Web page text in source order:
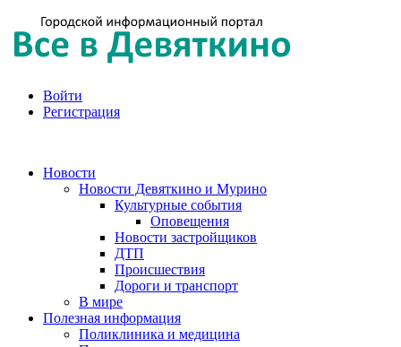
Войти
Регистрация
Новости
Новости Девяткино и Мурино
Культурные события
Оповещения
Новости застройщиков
ДТП
Происшествия
Дороги и транспорт
В мире
Полезная информация
Поликлиника и медицина